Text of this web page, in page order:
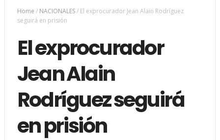
Home / NACIONALES/ El exprocurador Jean Alain Rodríguez
seguirá en prisión
El exprocurador
Jean Alain
Rodríguez seguirá
en prisión